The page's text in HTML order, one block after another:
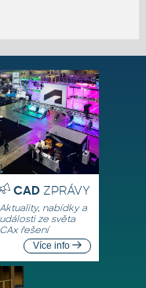
CADZPRÁVY
Aktuality, nabídky a
události ze světa
CAx řešení
Více info